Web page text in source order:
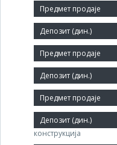
Краћи назив:
DP DRINA METAL
Правни статус:
ДП
Делатност:
Производња металних
конструкција